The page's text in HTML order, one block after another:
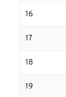
16
17
18
19